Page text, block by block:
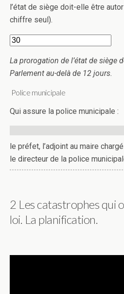
l’état de siège doit-elle être
chiffre seul).
La prorogation de l’état de siège
Parlement au-delà de 12 jours.
Police municipale
Qui assure la police municipale :
le préfet, l’adjoint au maire
le directeur de la police
2 Les catastrophes qui
loi. La planification.